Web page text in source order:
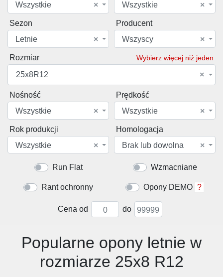
×
Wszystkie
×
Wszystkie
Sezon
×
Letnie
Producent
×
Wszyscy
Rozmiar Wybierz więcej niż jeden
×
25x8R12
Nośność
×
Wszystkie
Prędkość
×
Wszystkie
Rok produkcji
×
Wszystkie
Homologacja
×
Brak lub dowolna
Run Flat Wzmacniane
Rant ochronny Opony DEMO ?
Cena od do
Popularne opony letnie w
rozmiarze 25x8 R12